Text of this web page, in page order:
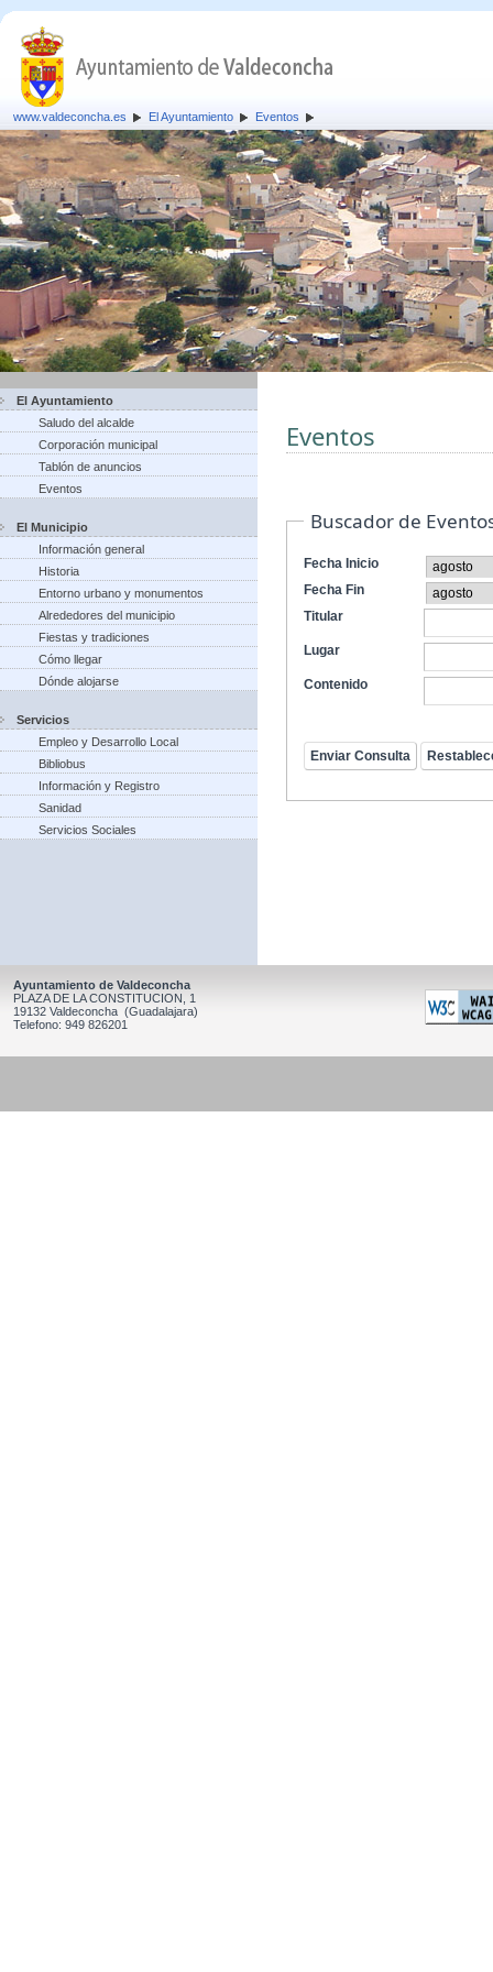
www.valdeconcha.es El Ayuntamiento Eventos
El Ayuntamiento
Saludo del alcalde
Corporación municipal
Tablón de anuncios
Eventos
El Municipio
Información general
Historia
Entorno urbano y monumentos
Alrededores del municipio
Fiestas y tradiciones
Cómo llegar
Dónde alojarse
Servicios
Empleo y Desarrollo Local
Bibliobus
Información y Registro
Sanidad
Servicios Sociales
Eventos
Buscador de
Fecha Inicio
Fecha Fin
Titular
Lugar
Contenido
Ayuntamiento de Valdeconcha
PLAZA DE LA CONSTITUCION, 1
19132 Valdeconcha (Guadalajara)
Telefono: 949 826201